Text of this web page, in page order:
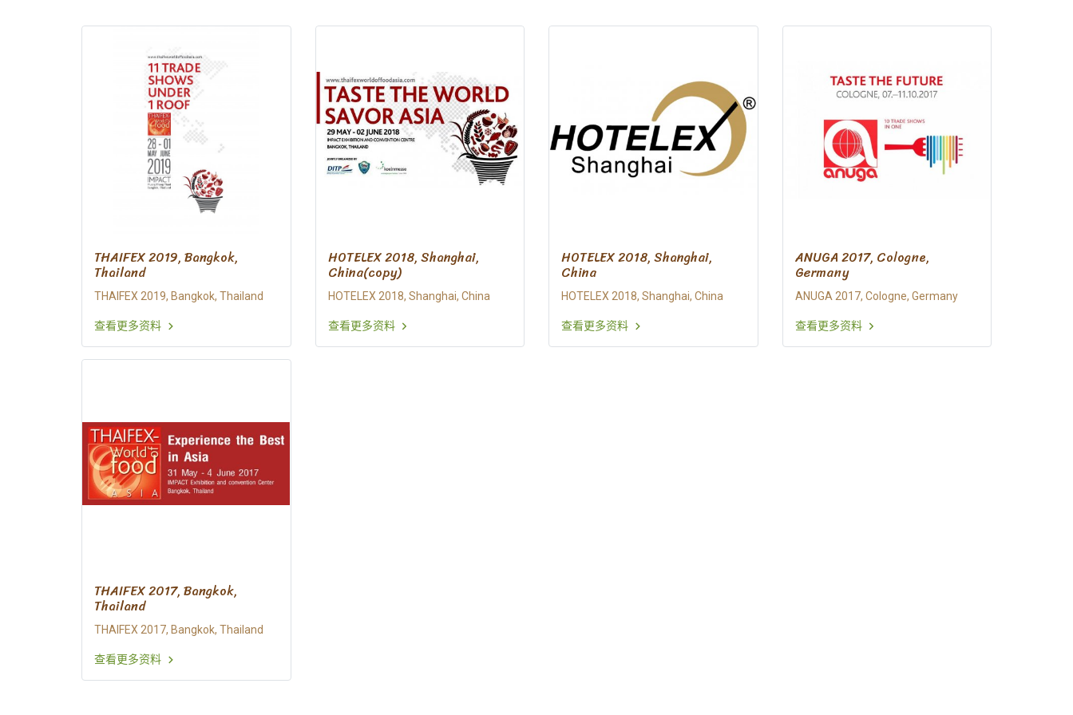
THAIFEX 2019, Bangkok,
Thailand
THAIFEX 2019, Bangkok, Thailand
查看更多资料
HOTELEX 2018, Shanghai,
China(copy)
HOTELEX 2018, Shanghai, China
查看更多资料
HOTELEX 2018, Shanghai,
China
HOTELEX 2018, Shanghai, China
查看更多资料
ANUGA 2017, Cologne,
Germany
ANUGA 2017, Cologne, Germany
查看更多资料
THAIFEX 2017, Bangkok,
Thailand
THAIFEX 2017, Bangkok, Thailand
查看更多资料